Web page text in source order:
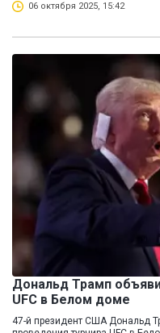
06 октября 2025, 15:42
Дональд Трамп
UFC в Белом доме
47-й президент США Дональд